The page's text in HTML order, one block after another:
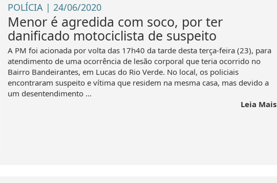
POLÍCIA | 24/06/2020
Menor é agredida com soco, por ter
danificado motociclista de suspeito
A PM foi acionada por volta das 17h40 da tarde desta terça-feira (23), para
atendimento de uma ocorrência de lesão corporal que teria ocorrido no
Bairro Bandeirantes, em Lucas do Rio Verde. No local, os policiais
encontraram suspeito e vítima que residem na mesma casa, mas devido a
um desentendimento ...
Leia Mais